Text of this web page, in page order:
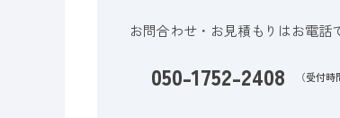
お問合わせ・お見積もりはお電話
050-1752-2408 （受付